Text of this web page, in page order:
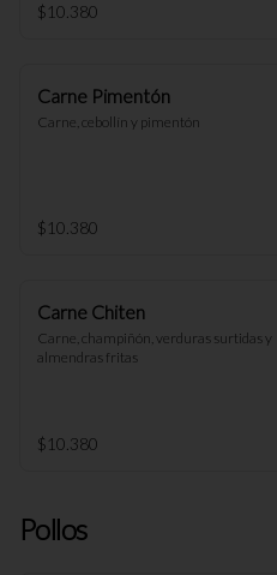
$10.380
Carne Pimentón
Carne, cebollín y pimentón
$10.380
Carne Chiten
Carne, champiñón, verduras surtidas y
almendras fritas
$10.380
Pollos